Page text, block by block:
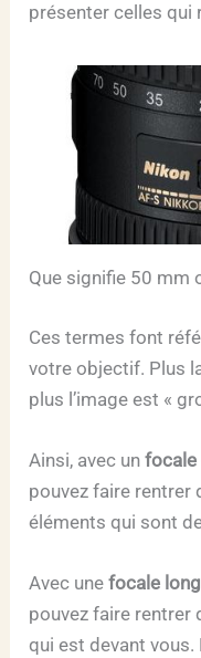
présenter celles qui
Que signifie 50 mm
Ces termes font
votre objectif. Plus
plus l’image est «
Ainsi, avec unfocale
pouvez faire rentrer
éléments qui sont
Avec unefocale
pouvez faire rentrer
qui est devant